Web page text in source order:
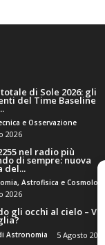
totale di Sole 2026: gli
del Time Baseline
e Osservazione
2026
nel radio più
di sempre: nuova
del...
Astrofisica e Cosmologia
2026
gli occhi al cielo – Vale
Astronomia 5 Agosto 2026